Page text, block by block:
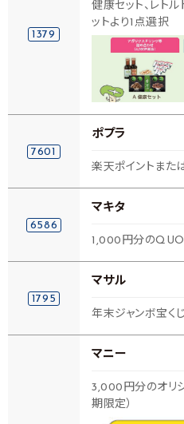
1379
健康セット、レト
ットより1点選択
7601
ポプラ
楽天ポイントまた
6586
マキタ
1,000円分のQUO
1795
マサル
年末ジャンボ宝く
マニー
3,000円分のオリ
期限定）